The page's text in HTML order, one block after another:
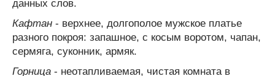
данных слов.
Кафтан - верхнее, долгополое мужское платье
разного покроя: запашное, с косым воротом, чапан,
сермяга, суконник, армяк.
Горница - неотапливаемая, чистая комната в